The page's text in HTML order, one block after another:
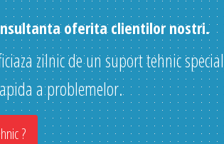
oferita clientilor nostri.
zilnic de un suport tehnic
a problemelor.
?